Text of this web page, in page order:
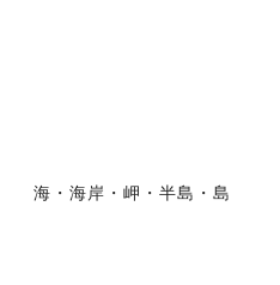
海・海岸・岬・半島・島